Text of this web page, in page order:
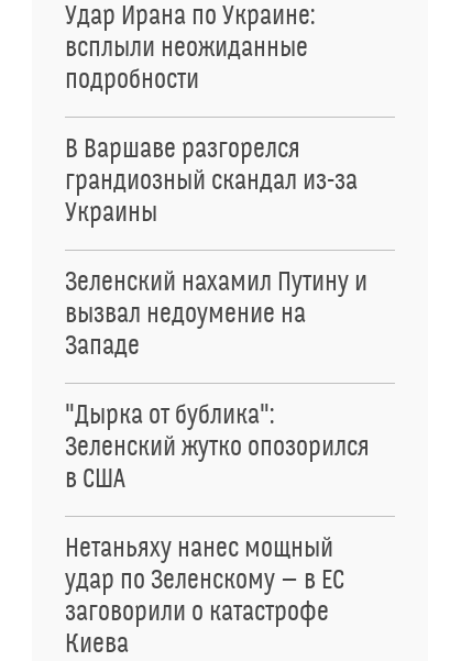
Удар Ирана по Украине:
всплыли неожиданные
подробности
В Варшаве разгорелся
грандиозный скандал из-за
Украины
Зеленский нахамил Путину и
вызвал недоумение на
Западе
"Дырка от бублика":
Зеленский жутко опозорился
в США
Нетаньяху нанес мощный
удар по Зеленскому — в ЕС
заговорили о катастрофе
Киева